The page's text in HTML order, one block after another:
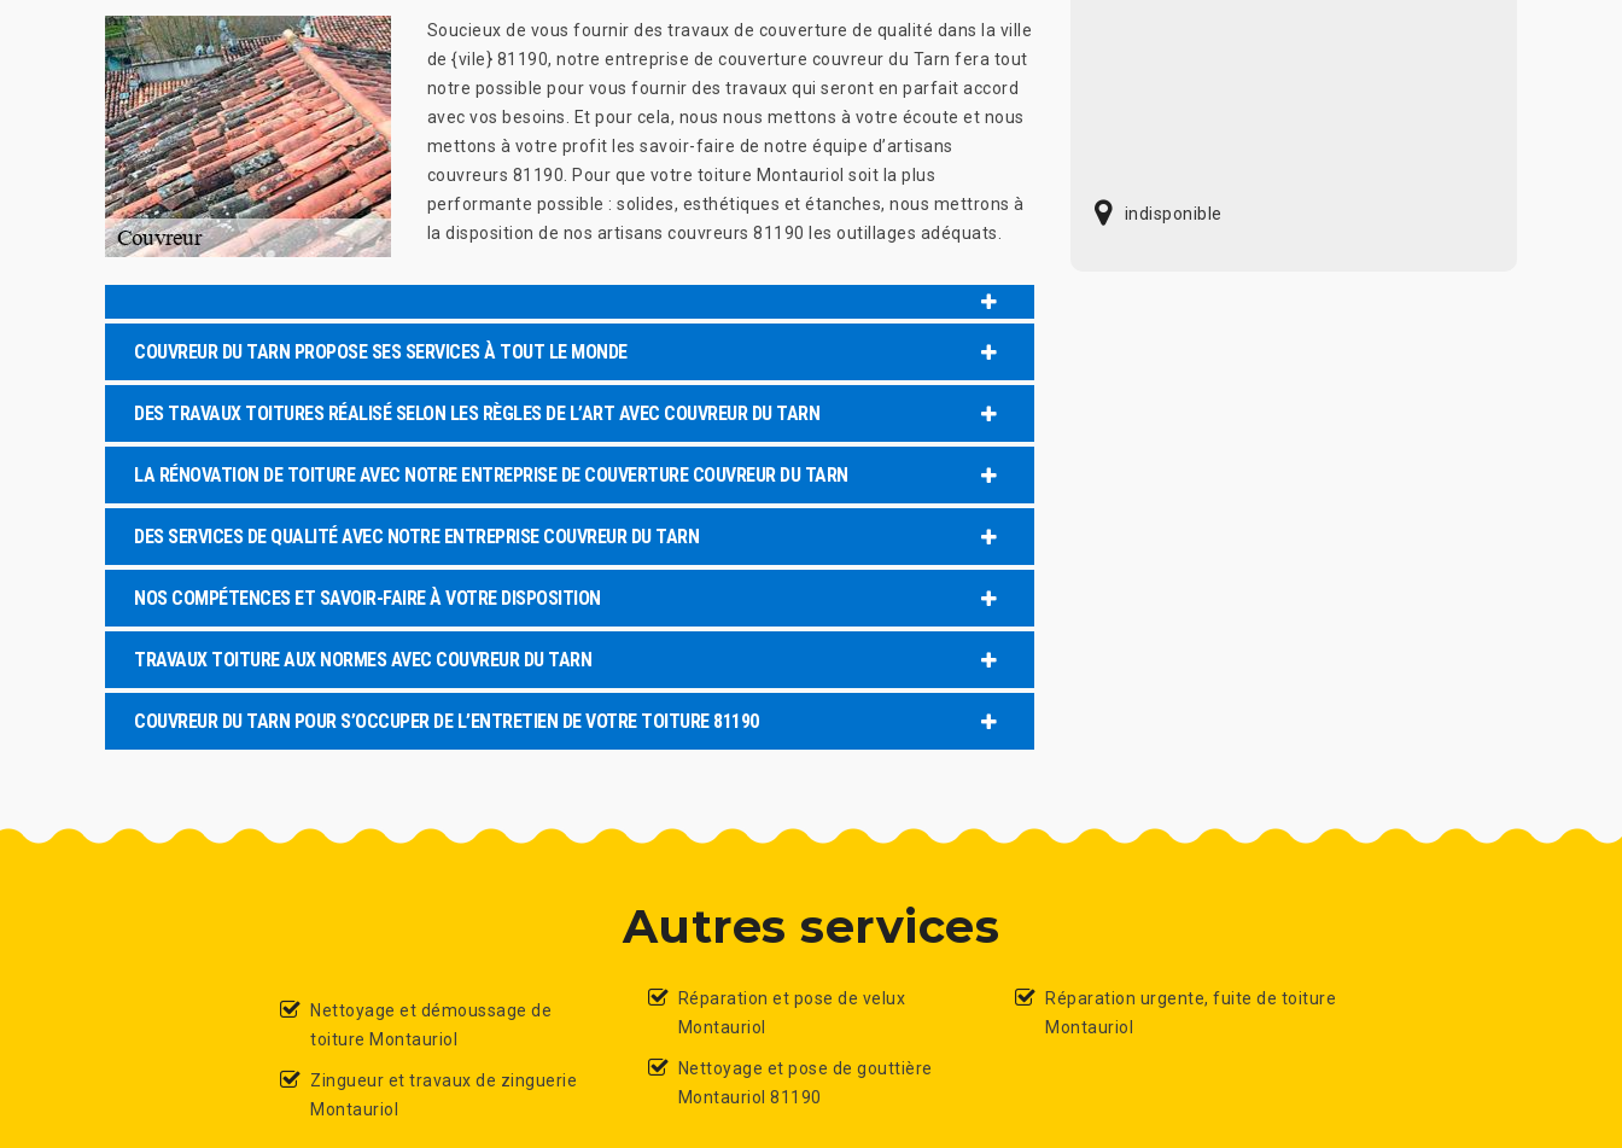
Soucieux de vous fournir des travaux de couverture de qualité dans la ville
de {vile} 81190, notre entreprise de couverture couvreur du Tarn fera tout
notre possible pour vous fournir des travaux qui seront en parfait accord
avec vos besoins. Et pour cela, nous nous mettons à votre écoute et nous
mettons à votre profit les savoir-faire de notre équipe d’artisans
couvreurs 81190. Pour que votre toiture Montauriol soit la plus
performante possible : solides, esthétiques et étanches, nous mettrons à
la disposition de nos artisans couvreurs 81190 les outillages adéquats.
COUVREUR DU TARN PROPOSE SES SERVICES À TOUT LE MONDE
DES TRAVAUX TOITURES RÉALISÉ SELON LES RÈGLES DE L’ART AVEC COUVREUR DU TARN
LA RÉNOVATION DE TOITURE AVEC NOTRE ENTREPRISE DE COUVERTURE COUVREUR DU TARN
DES SERVICES DE QUALITÉ AVEC NOTRE ENTREPRISE COUVREUR DU TARN
NOS COMPÉTENCES ET SAVOIR-FAIRE À VOTRE DISPOSITION
TRAVAUX TOITURE AUX NORMES AVEC COUVREUR DU TARN
COUVREUR DU TARN POUR S’OCCUPER DE L’ENTRETIEN DE VOTRE TOITURE 81190
indisponible
Autres services
Nettoyage et démoussage de
toiture Montauriol
Zingueur et travaux de zinguerie
Montauriol
Réparation et pose de velux
Montauriol
Nettoyage et pose de gouttière
Montauriol 81190
Réparation urgente, fuite de toiture
Montauriol